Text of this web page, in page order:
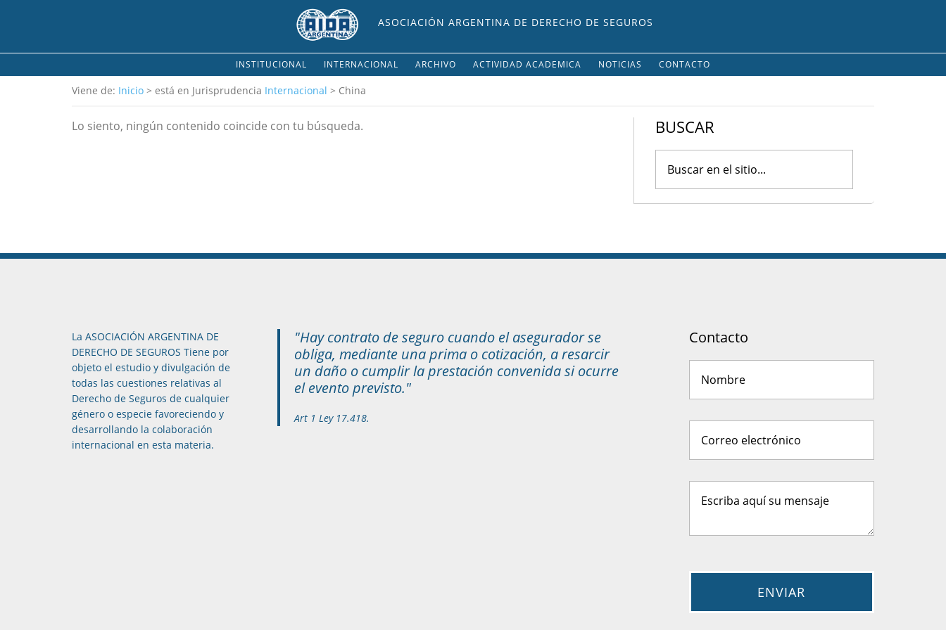
ASOCIACIÓN ARGENTINA DE DERECHO DE SEGUROS
INSTITUCIONAL INTERNACIONAL ARCHIVO ACTIVIDAD ACADEMICA NOTICIAS CONTACTO
Viene de: Inicio > está en Jurisprudencia Internacional > China
Lo siento, ningún contenido coincide con tu búsqueda. BUSCAR
La ASOCIACIÓN ARGENTINA DE
DERECHO DE SEGUROS Tiene por
objeto el estudio y divulgación de
todas las cuestiones relativas al
Derecho de Seguros de cualquier
género o especie favoreciendo y
desarrollando la colaboración
internacional en esta materia.
"Hay contrato de seguro cuando el asegurador se
obliga, mediante una prima o cotización, a resarcir
un daño o cumplir la prestación convenida si ocurre
el evento previsto."
Art 1 Ley 17.418.
Contacto